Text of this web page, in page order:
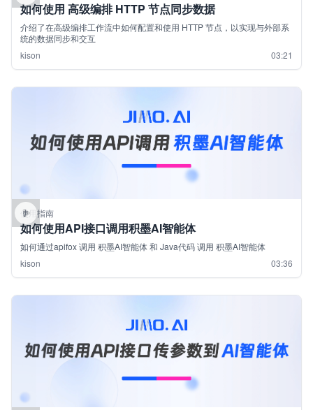
如何使用 高级编排 HTTP 节点同步数据
介绍了在高级编排工作流中如何配置和使用 HTTP 节点，以实现与外部系
统的数据同步和交互
kison
03:21
使用指南
如何使用API接口调用积墨AI智能体
如何通过apifox 调用 积墨AI智能体 和 Java代码 调用 积墨AI智能体
kison
03:36